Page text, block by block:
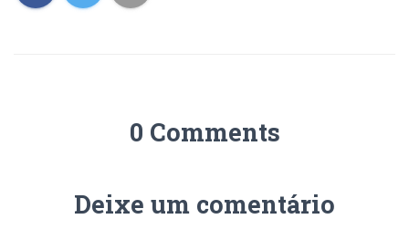
0 Comments
Deixe um comentário